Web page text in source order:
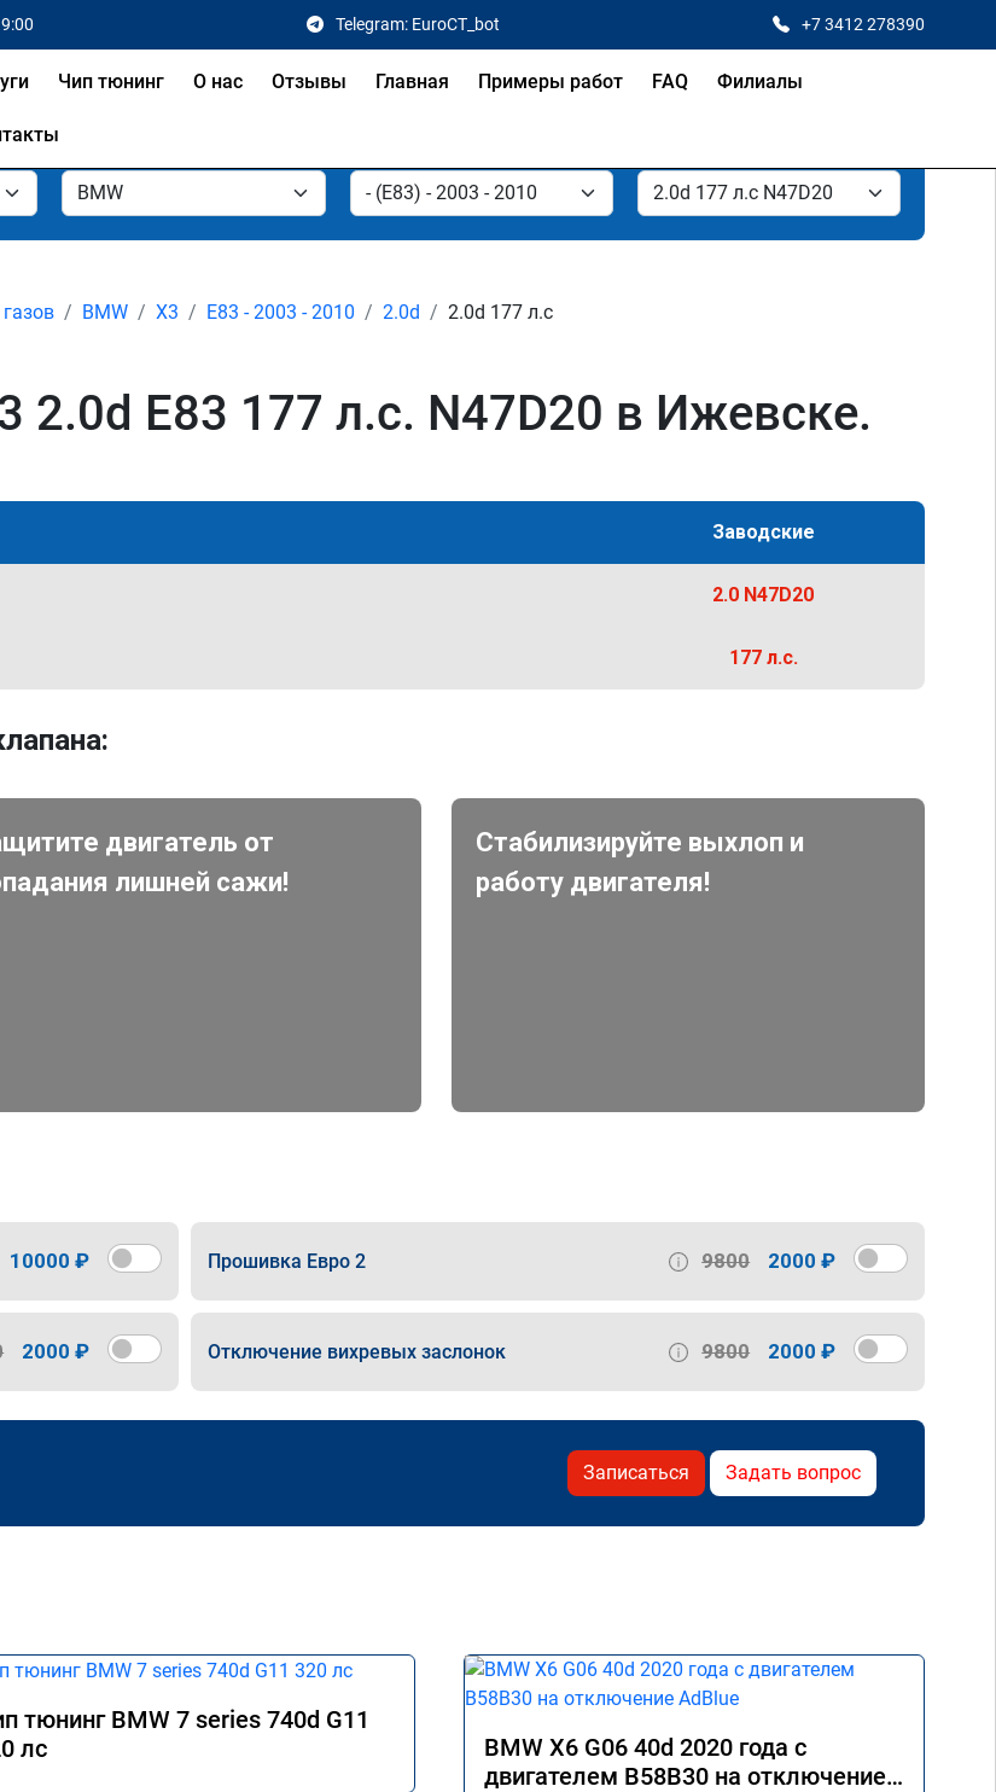
Telegram: EuroCT_bot +7 3412 278390
Чип тюнинг О нас Отзывы Главная Примеры работ FAQ Филиалы
BMW X3 E83 - 2003 - 2010 2.0d 2.0d 177 л.с
2.0d E83 177 л.с. N47D20 в Ижевске.
Заводские
2.0 N47D20
177 л.с.
двигатель от
лишней сажи!
Стабилизируйте выхлоп и
работу двигателя!
10000 ₽ Прошивка Евро 2 9800 2000 ₽
2000 ₽ Отключение вихревых заслонок 9800 2000 ₽
Записаться Задать вопрос
тюнинг BMW 7 series 740d G11
лс
BMW X6 G06 40d 2020 года с
двигателем B58B30 на отключение